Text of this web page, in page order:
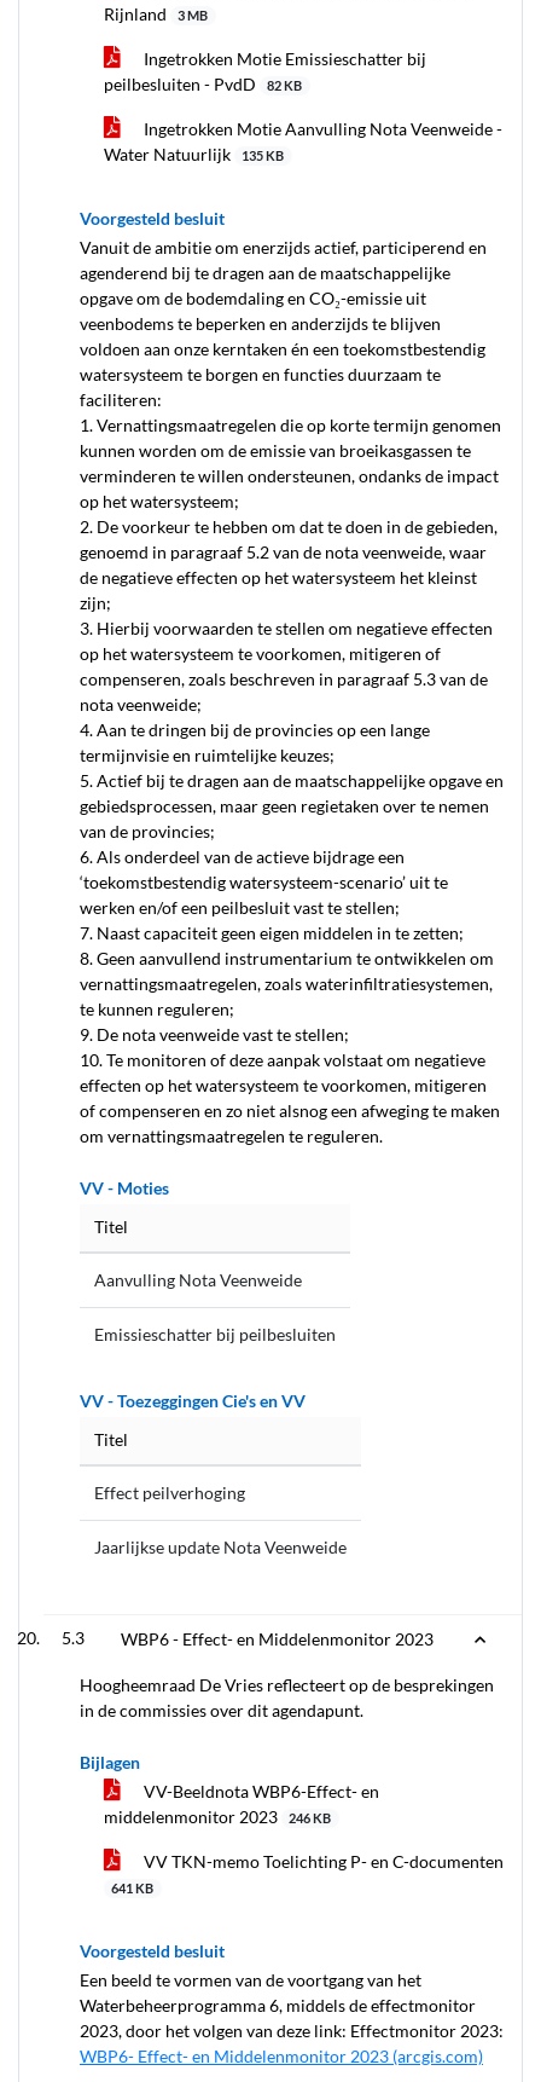
Rijnland
3 MB
Ingetrokken Motie Emissieschatter bij
peilbesluiten - PvdD
82 KB
Ingetrokken Motie Aanvulling Nota Veenweide -
Water Natuurlijk
135 KB
Voorgesteld besluit
Vanuit de ambitie om enerzijds actief, participerend en
agenderend bij te dragen aan de maatschappelijke
opgave om de bodemdaling en CO₂-emissie uit
veenbodems te beperken en anderzijds te blijven
voldoen aan onze kerntaken én een toekomstbestendig
watersysteem te borgen en functies duurzaam te
faciliteren:
1. Vernattingsmaatregelen die op korte termijn genomen
kunnen worden om de emissie van broeikasgassen te
verminderen te willen ondersteunen, ondanks de impact
op het watersysteem;
2. De voorkeur te hebben om dat te doen in de gebieden,
genoemd in paragraaf 5.2 van de nota veenweide, waar
de negatieve effecten op het watersysteem het kleinst
zijn;
3. Hierbij voorwaarden te stellen om negatieve effecten
op het watersysteem te voorkomen, mitigeren of
compenseren, zoals beschreven in paragraaf 5.3 van de
nota veenweide;
4. Aan te dringen bij de provincies op een lange
termijnvisie en ruimtelijke keuzes;
5. Actief bij te dragen aan de maatschappelijke opgave en
gebiedsprocessen, maar geen regietaken over te nemen
van de provincies;
6. Als onderdeel van de actieve bijdrage een
‘toekomstbestendig watersysteem-scenario’ uit te
werken en/of een peilbesluit vast te stellen;
7. Naast capaciteit geen eigen middelen in te zetten;
8. Geen aanvullend instrumentarium te ontwikkelen om
vernattingsmaatregelen, zoals waterinfiltratiesystemen,
te kunnen reguleren;
9. De nota veenweide vast te stellen;
10. Te monitoren of deze aanpak volstaat om negatieve
effecten op het watersysteem te voorkomen, mitigeren
of compenseren en zo niet alsnog een afweging te maken
om vernattingsmaatregelen te reguleren.
VV - Moties
Titel
Aanvulling Nota Veenweide
Emissieschatter bij peilbesluiten
VV - Toezeggingen Cie's en VV
Titel
Effect peilverhoging
Jaarlijkse update Nota Veenweide
5.3 WBP6 - Effect- en Middelenmonitor 2023
Hoogheemraad De Vries reflecteert op de besprekingen
in de commissies over dit agendapunt.
Bijlagen
VV-Beeldnota WBP6-Effect- en
middelenmonitor 2023
246 KB
VV TKN-memo Toelichting P- en C-documenten
641 KB
Voorgesteld besluit
Een beeld te vormen van de voortgang van het
Waterbeheerprogramma 6, middels de effectmonitor
2023, door het volgen van deze link: Effectmonitor 2023:
WBP6- Effect- en Middelenmonitor 2023 (arcgis.com)